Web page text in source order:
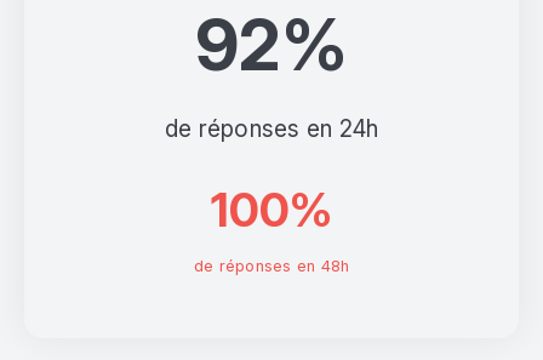
92%
de réponses en 24h
100%
de réponses en 48h